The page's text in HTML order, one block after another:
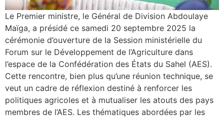
Le Premier ministre, le Général de Division Abdoulaye
Maïga, a présidé ce samedi 20 septembre 2025 la
cérémonie d’ouverture de la Session ministérielle du
Forum sur le Développement de l’Agriculture dans
l’espace de la Confédération des États du Sahel (AES).
Cette rencontre, bien plus qu’une réunion technique, se
veut un cadre de réflexion destiné à renforcer les
politiques agricoles et à mutualiser les atouts des pays
membres de l’AES. Les thématiques abordées par les